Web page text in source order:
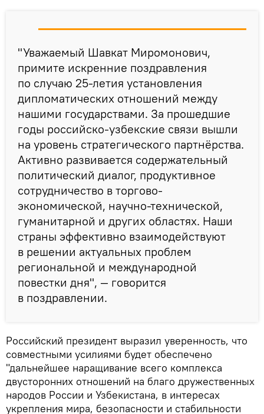
"Уважаемый Шавкат Миромонович,
примите искренние поздравления
по случаю 25-летия установления
дипломатических отношений между
нашими государствами. За прошедшие
годы российско-узбекские связи вышли
на уровень стратегического партнёрства.
Активно развивается содержательный
политический диалог, продуктивное
сотрудничество в торгово-
экономической, научно-технической,
гуманитарной и других областях. Наши
страны эффективно взаимодействуют
в решении актуальных проблем
региональной и международной
повестки дня", — говорится
в поздравлении.
Российский президент выразил уверенность, что
совместными усилиями будет обеспечено
"дальнейшее наращивание всего комплекса
двусторонних отношений на благо дружественных
народов России и Узбекистана, в интересах
укрепления мира, безопасности и стабильности